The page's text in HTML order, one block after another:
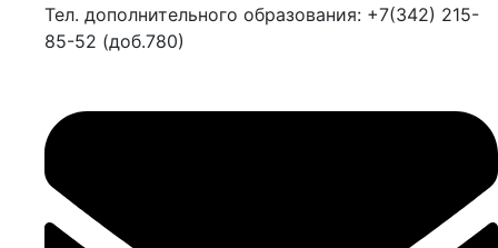
Тел. дополнительного образования: +7(342) 215-
85-52 (доб.780)